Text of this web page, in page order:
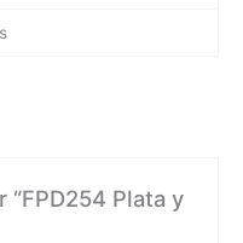
“FPD254 Plata y